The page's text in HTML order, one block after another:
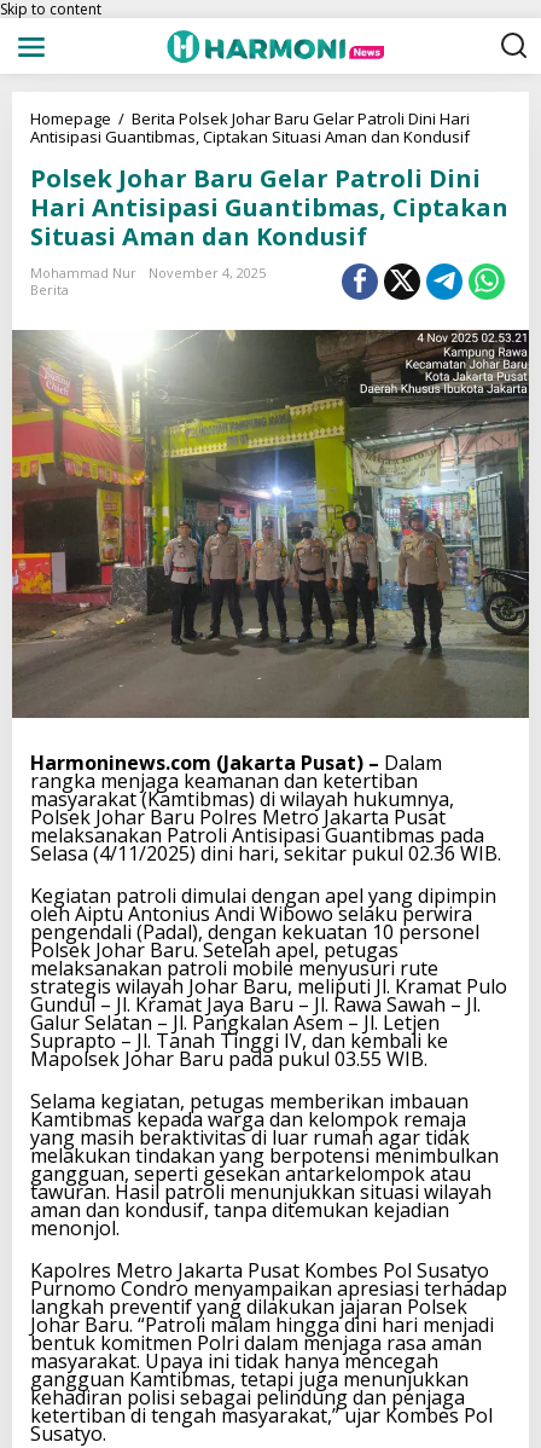
Skip to content
Homepage / Berita Polsek Johar Baru Gelar Patroli Dini Hari
Antisipasi Guantibmas, Ciptakan Situasi Aman dan Kondusif
Polsek Johar Baru Gelar Patroli Dini
Hari Antisipasi Guantibmas, Ciptakan
Situasi Aman dan Kondusif
Mohammad Nur
November 4, 2025
Berita
Harmoninews.com (Jakarta Pusat) – Dalam
rangka menjaga keamanan dan ketertiban
masyarakat (Kamtibmas) di wilayah hukumnya,
Polsek Johar Baru Polres Metro Jakarta Pusat
melaksanakan Patroli Antisipasi Guantibmas pada
Selasa (4/11/2025) dini hari, sekitar pukul 02.36 WIB.
Kegiatan patroli dimulai dengan apel yang dipimpin
oleh Aiptu Antonius Andi Wibowo selaku perwira
pengendali (Padal), dengan kekuatan 10 personel
Polsek Johar Baru. Setelah apel, petugas
melaksanakan patroli mobile menyusuri rute
strategis wilayah Johar Baru, meliputi Jl. Kramat Pulo
Gundul – Jl. Kramat Jaya Baru – Jl. Rawa Sawah – Jl.
Galur Selatan – Jl. Pangkalan Asem – Jl. Letjen
Suprapto – Jl. Tanah Tinggi IV, dan kembali ke
Mapolsek Johar Baru pada pukul 03.55 WIB.
Selama kegiatan, petugas memberikan imbauan
Kamtibmas kepada warga dan kelompok remaja
yang masih beraktivitas di luar rumah agar tidak
melakukan tindakan yang berpotensi menimbulkan
gangguan, seperti gesekan antarkelompok atau
tawuran. Hasil patroli menunjukkan situasi wilayah
aman dan kondusif, tanpa ditemukan kejadian
menonjol.
Kapolres Metro Jakarta Pusat Kombes Pol Susatyo
Purnomo Condro menyampaikan apresiasi terhadap
langkah preventif yang dilakukan jajaran Polsek
Johar Baru. “Patroli malam hingga dini hari menjadi
bentuk komitmen Polri dalam menjaga rasa aman
masyarakat. Upaya ini tidak hanya mencegah
gangguan Kamtibmas, tetapi juga menunjukkan
kehadiran polisi sebagai pelindung dan penjaga
ketertiban di tengah masyarakat,” ujar Kombes Pol
Susatyo.